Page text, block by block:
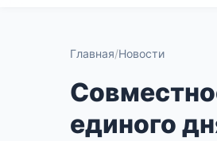
Главная Новости
единого